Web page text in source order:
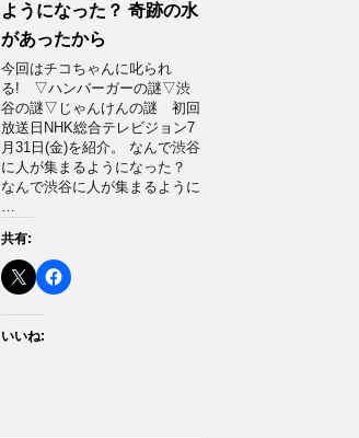
ようになった？ 奇跡の水
があったから
今回はチコちゃんに叱られ
る! ▽ハンバーガーの謎▽渋
谷の謎▽じゃんけんの謎 初回
放送日NHK総合テレビジョン7
月31日(金)を紹介。 なんで渋谷
に人が集まるようになった？
なんで渋谷に人が集まるように
…
共有:
いいね: